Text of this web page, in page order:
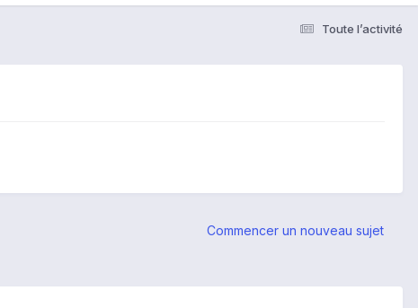
Toute l’activité
Commencer un nouveau sujet